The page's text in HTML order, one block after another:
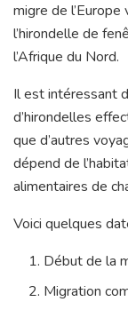
migre de l’Europe
l’hirondelle de
l’Afrique du Nord.
Il est intéressant
d’hirondelles
que d’autres
dépend de
alimentaires de
Voici quelques
Début de la
Migration